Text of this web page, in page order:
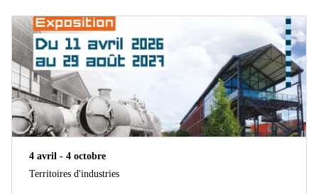
4 avril - 4 octobre
Territoires d'industries